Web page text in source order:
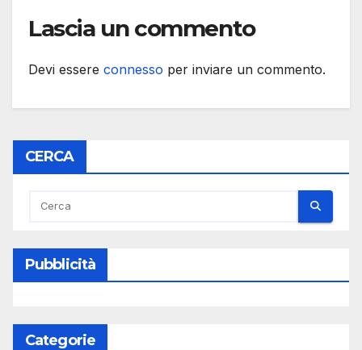
Lascia un commento
Devi essere connesso per inviare un commento.
CERCA
Pubblicità
Categorie